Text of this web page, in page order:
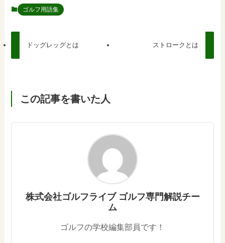
ゴルフ用語集
ドッグレッグとは ストロークとは
この記事を書いた人
株式会社ゴルフライブ ゴルフ専門解説チー
ム
ゴルフの学校編集部員です！